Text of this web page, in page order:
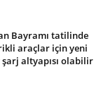
Bayramı tatilinde
araçlar için yeni
şarj altyapısı olabilir